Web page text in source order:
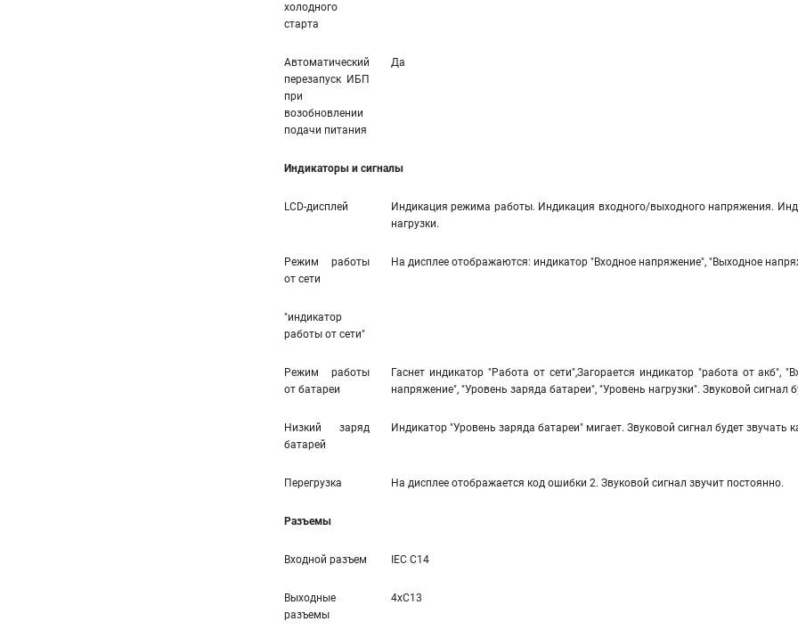
холодного
старта
Автоматический
перезапуск ИБП
при
возобновлении
подачи питания
Да
Индикаторы и сигналы
LCD-дисплей
Индикация режима работы. Индикация входного/выходного напряжения.
нагрузки.
Режим работы
от сети
На дисплее отображаются: индикатор "Входное напряжение", "Выходное
"индикатор
работы от сети"
Режим работы
от батареи
Гаснет индикатор "Работа от сети",Загорается индикатор "работа от
напряжение", "Уровень заряда батареи", "Уровень нагрузки". Звуковой сигнал
Низкий заряд
батарей
Индикатор "Уровень заряда батареи" мигает. Звуковой сигнал будет звучать
Перегрузка На дисплее отображается код ошибки 2. Звуковой сигнал звучит постоянно.
Разъемы
Входной разъем IEC C14
Выходные
разъемы
4xC13